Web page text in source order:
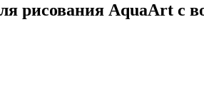
рисования AquaArt с